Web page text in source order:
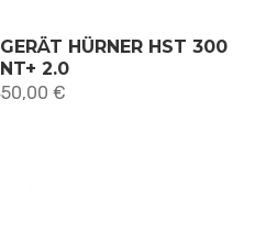
HÜRNER HST 300
2.0
€